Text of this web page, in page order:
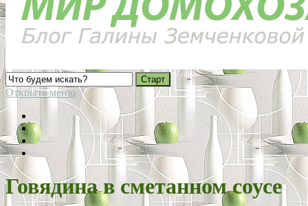
Открыть меню
Говядина в сметанном соусе